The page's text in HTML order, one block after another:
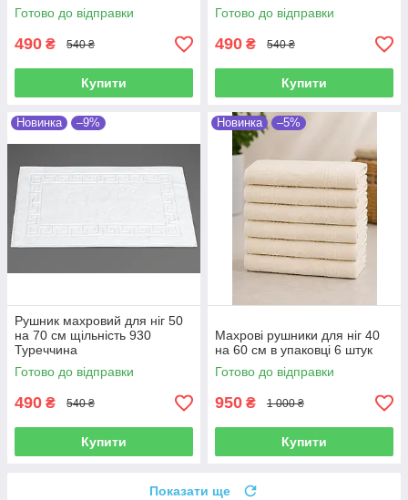
Готово до відправки
490 ₴ 540 ₴
Купити
Готово до відправки
490 ₴ 540 ₴
Купити
Новинка –9%
Рушник махровий для ніг 50
на 70 см щільність 930
Туреччина
Готово до відправки
490 ₴ 540 ₴
Купити
Новинка –5%
Махрові рушники для ніг 40
на 60 см в упаковці 6 штук
Готово до відправки
950 ₴ 1 000 ₴
Купити
Показати ще